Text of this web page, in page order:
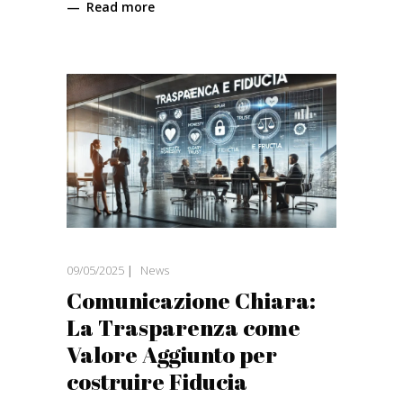
Read more
09/05/2025 News
Comunicazione Chiara:
La Trasparenza come
Valore Aggiunto per
costruire Fiducia